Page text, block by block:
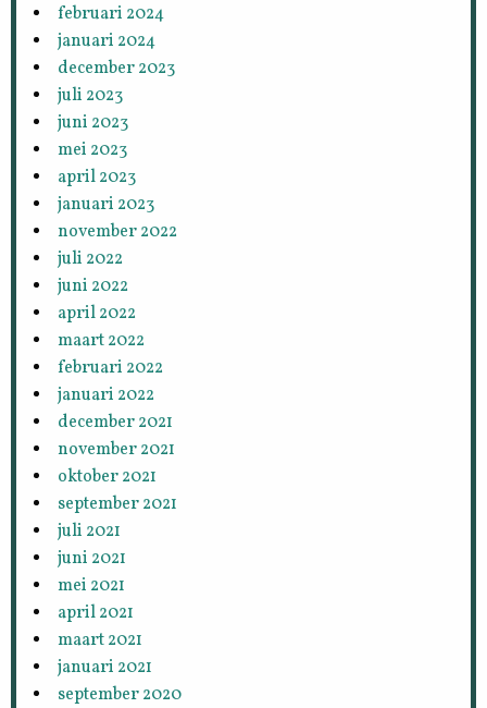
februari 2024
januari 2024
december 2023
juli 2023
juni 2023
mei 2023
april 2023
januari 2023
november 2022
juli 2022
juni 2022
april 2022
maart 2022
februari 2022
januari 2022
december 2021
november 2021
oktober 2021
september 2021
juli 2021
juni 2021
mei 2021
april 2021
maart 2021
januari 2021
september 2020